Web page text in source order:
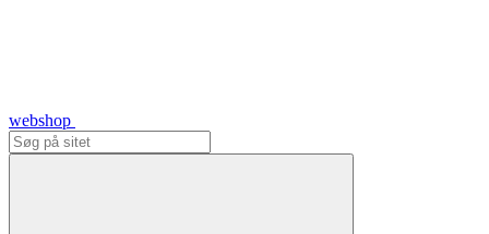
webshop